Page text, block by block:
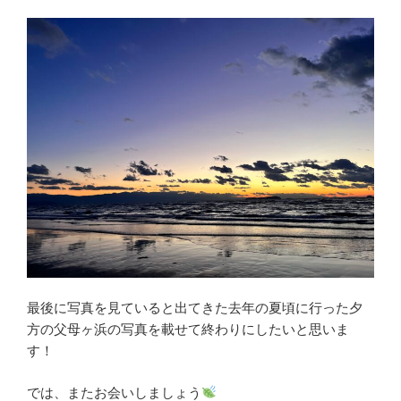
最後に写真を見ていると出てきた去年の夏頃に行った夕
方の父母ヶ浜の写真を載せて終わりにしたいと思いま
す！
では、またお会いしましょう